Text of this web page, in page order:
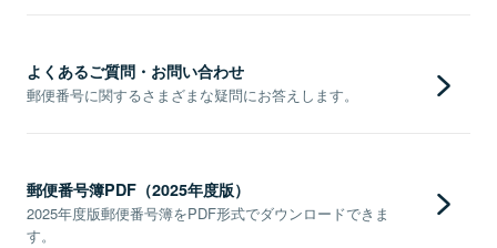
よくあるご質問・お問い合わせ
郵便番号に関するさまざまな疑問にお答えします。
郵便番号簿PDF（2025年度版）
2025年度版郵便番号簿をPDF形式でダウンロードできま
す。